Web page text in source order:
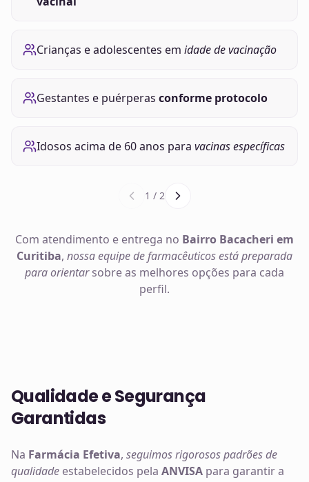
Crianças e adolescentes em idade de vacinação
Gestantes e puérperas conforme protocolo
Idosos acima de 60 anos para vacinas específicas
1 / 2
Com atendimento e entrega no Bairro Bacacheri em
Curitiba, nossa equipe de farmacêuticos está preparada
para orientarsobre as melhores opções para cada
perfil.
Qualidade e Segurança
Garantidas
Na Farmácia Efetiva, seguimos rigorosos padrões de
qualidade estabelecidos pela ANVISA para garantir a